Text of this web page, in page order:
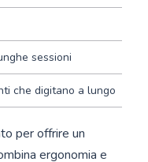
sessioni
che digitano a lungo
per offrire un
ergonomia e